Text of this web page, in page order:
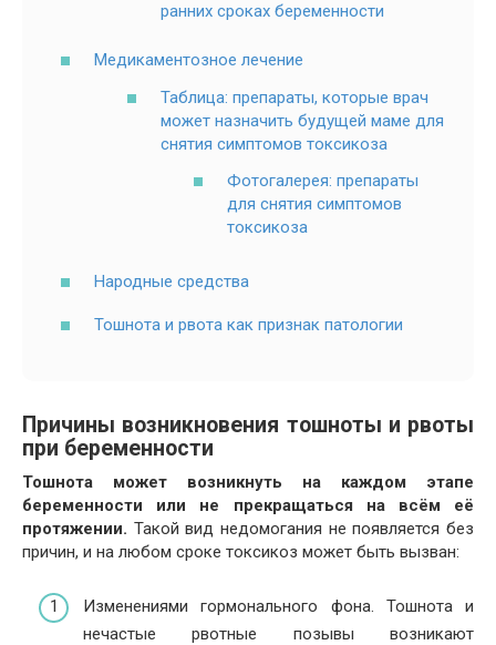
ранних сроках беременности
Медикаментозное лечение
Таблица: препараты, которые врач
может назначить будущей маме для
снятия симптомов токсикоза
Фотогалерея: препараты
для снятия симптомов
токсикоза
Народные средства
Тошнота и рвота как признак патологии
Причины возникновения тошноты и рвоты
при беременности
Тошнота может возникнуть на каждом этапе
беременности или не прекращаться на всём её
протяжении. Такой вид недомогания не появляется без
причин, и на любом сроке токсикоз может быть вызван:
Изменениями гормонального фона. Тошнота и
нечастые рвотные позывы возникают